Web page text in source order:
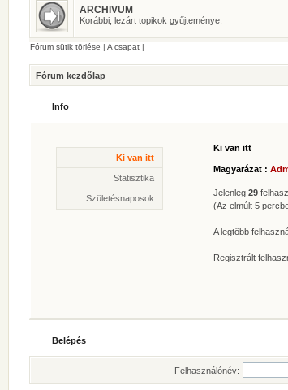
ARCHIVUM
Korábbi, lezárt topikok gyűjteménye.
Fórum sütik törlése | A csapat |
Fórum kezdőlap
Info
Ki van itt
Ki van itt
Magyarázat :
Jelenleg 29
(Az elmúlt 5
A legtöbb
Regisztrált
Statisztika
Statisztika
* Hozzászólások
* Témák száma:
* Felhasználók
* Legújabb
Születésnaposok
Belépés
Felhasználónév: